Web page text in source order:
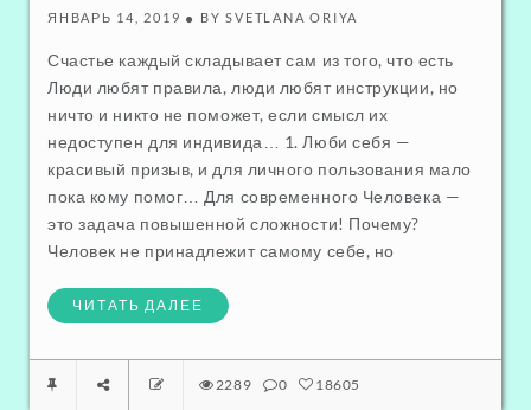
ЯНВАРЬ 14, 2019 BYSVETLANA ORIYA
Счастье каждый складывает сам из того, что есть
Люди любят правила, люди любят инструкции, но
ничто и никто не поможет, если смысл их
недоступен для индивида… 1. Люби себя —
красивый призыв, и для личного пользования мало
пока кому помог… Для современного Человека —
это задача повышенной сложности! Почему?
Человек не принадлежит самому себе, но
ЧИТАТЬ ДАЛЕЕ
2289 0 18605